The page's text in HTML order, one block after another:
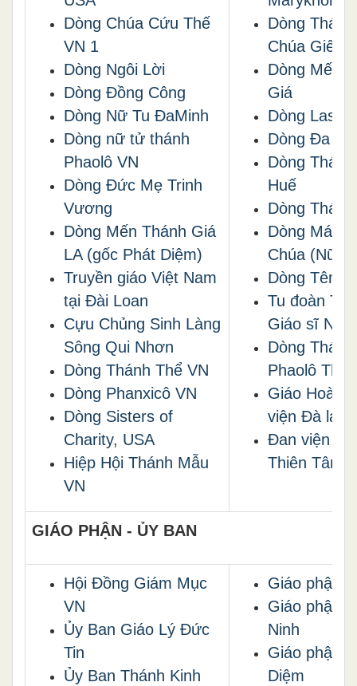
Dòng Chúa Cứu Thế
VN 1
Dòng Ngôi Lời
Dòng Ðồng Công
Dòng Nữ Tu ĐaMinh
Dòng nữ tử thánh
Phaolô VN
Dòng Đức Mẹ Trinh
Vương
Dòng Mến Thánh Giá
LA (gốc Phát Diệm)
Truyền giáo Việt Nam
tại Ðài Loan
Cựu Chủng Sinh Làng
Sông Qui Nhơn
Dòng Thánh Thể VN
Dòng Phanxicô VN
Dòng Sisters of
Charity, USA
Hiệp Hội Thánh Mẫu
VN
Dòng
Chúa Giêsu
Dòng Mến
Giá
Dòng Lasan
Dòng Đa
Dòng
Huế
Dòng
Dòng Máu
Chúa (Nữ)
Dòng Tên
Tu đoàn
Giáo sĩ Nhà
Dòng Thánh
Phaolô
Giáo Hoàng
viện Đà lạt
Đan viện
Thiên Tâm
GIÁO PHẬN - ỦY BAN
Hội Đồng Giám Mục
VN
Ủy Ban Giáo Lý Đức
Tin
Ủy Ban Thánh Kinh
Giáo phận
Giáo phận
Ninh
Giáo phận
Diệm